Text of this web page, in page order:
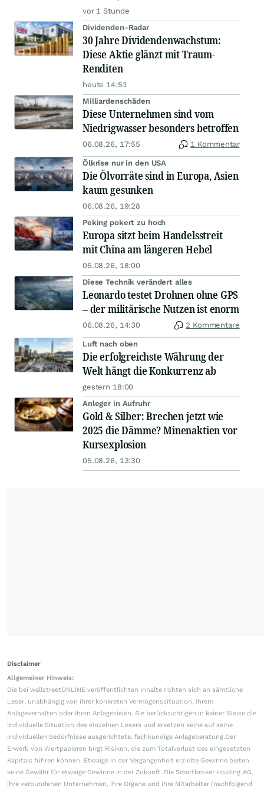
vor 1 Stunde
Dividenden-Radar
30 Jahre Dividendenwachstum:
Diese Aktie glänzt mit Traum-
Renditen
heute 14:51
Milliardenschäden
Diese Unternehmen sind vom
Niedrigwasser besonders betroffen
06.08.26, 17:55 1 Kommentar
Ölkrise nur in den USA
Die Ölvorräte sind in Europa, Asien
kaum gesunken
06.08.26, 19:28
Peking pokert zu hoch
Europa sitzt beim Handelsstreit
mit China am längeren Hebel
05.08.26, 18:00
Diese Technik verändert alles
Leonardo testet Drohnen ohne GPS
– der militärische Nutzen ist enorm
06.08.26, 14:30 2 Kommentare
Luft nach oben
Die erfolgreichste Währung der
Welt hängt die Konkurrenz ab
gestern 18:00
Anleger in Aufruhr
Gold & Silber: Brechen jetzt wie
2025 die Dämme? Minenaktien vor
Kursexplosion
05.08.26, 13:30
Disclaimer
Allgemeiner Hinweis:
Die bei wallstreetONLINE veröffentlichten Inhalte richten sich an sämtliche
Leser, unabhängig von ihrer konkreten Vermögenssituation, ihrem
Anlageverhalten oder ihren Anlagezielen. Sie berücksichtigen in keiner Weise die
individuelle Situation des einzelnen Lesers und ersetzen keine auf seine
individuellen Bedürfnisse ausgerichtete, fachkundige Anlageberatung.Der
Erwerb von Wertpapieren birgt Risiken, die zum Totalverlust des eingesetzten
Kapitals führen können. Etwaige in der Vergangenheit erzielte Gewinne bieten
keine Gewähr für etwaige Gewinne in der Zukunft. Die Smartbroker Holding AG,
ihre verbundenen Unternehmen, ihre Organe und ihre Mitarbeiter (nachfolgend